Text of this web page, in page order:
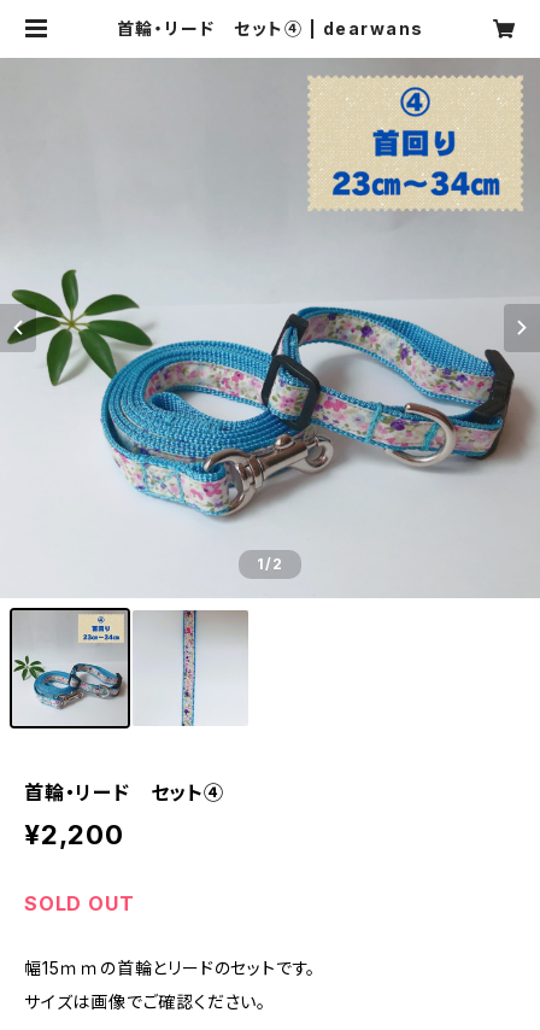
首輪・リード セット④ | dearwans
1/2
首輪・リード セット④
¥2,200
SOLD OUT
幅15ｍｍの首輪とリードのセットです。
サイズは画像でご確認ください。